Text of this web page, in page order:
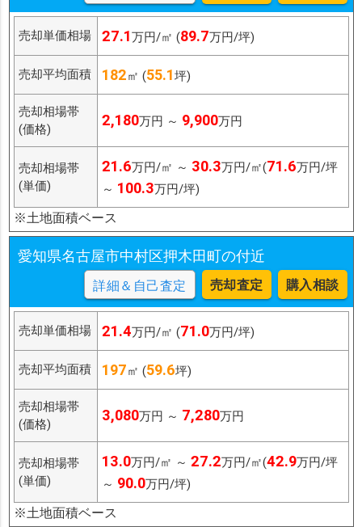
売却単価相場 27.1万円/㎡ (89.7万円/坪)
売却平均面積 182㎡ (55.1坪)
売却相場帯
(価格)
2,180万円 ～ 9,900万円
売却相場帯
(単価)
21.6万円/㎡ ～ 30.3万円/㎡(71.6万円/坪
～ 100.3万円/坪)
※土地面積ベース
愛知県名古屋市中村区押木田町の付近
詳細＆自己査定 売却査定 購入相談
売却単価相場 21.4万円/㎡ (71.0万円/坪)
売却平均面積 197㎡ (59.6坪)
売却相場帯
(価格)
3,080万円 ～ 7,280万円
売却相場帯
(単価)
13.0万円/㎡ ～ 27.2万円/㎡(42.9万円/坪
～ 90.0万円/坪)
※土地面積ベース